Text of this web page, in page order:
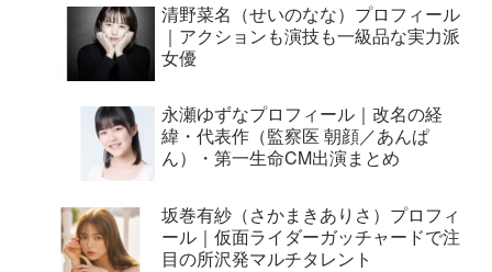
清野菜名（せいのなな）プロフィール
｜アクションも演技も一級品な実力派
女優
永瀬ゆずなプロフィール｜改名の経
緯・代表作（監察医 朝顔／あんぱ
ん）・第一生命CM出演まとめ
坂巻有紗（さかまきありさ）プロフィ
ール｜仮面ライダーガッチャードで注
目の所沢発マルチタレント